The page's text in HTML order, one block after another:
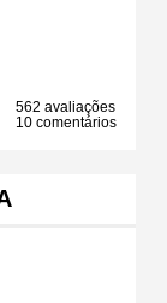
562 avaliações
10 comentários